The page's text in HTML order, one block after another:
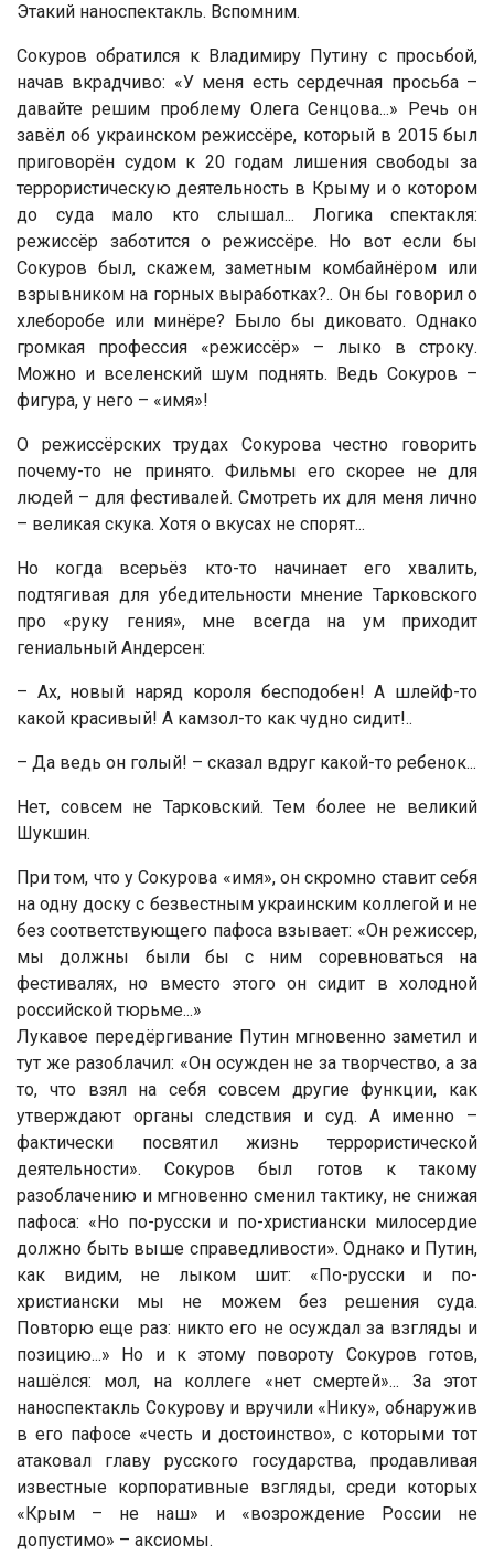
Этакий наноспектакль. Вспомним.
Сокуров обратился к Владимиру Путину с просьбой,
начав вкрадчиво: «У меня есть сердечная просьба –
давайте решим проблему Олега Сенцова...» Речь он
завёл об украинском режиссёре, который в 2015 был
приговорён судом к 20 годам лишения свободы за
террористическую деятельность в Крыму и о котором
до суда мало кто слышал... Логика спектакля:
режиссёр заботится о режиссёре. Но вот если бы
Сокуров был, скажем, заметным комбайнёром или
взрывником на горных выработках?.. Он бы говорил о
хлеборобе или минёре? Было бы диковато. Однако
громкая профессия «режиссёр» – лыко в строку.
Можно и вселенский шум поднять. Ведь Сокуров –
фигура, у него – «имя»!
О режиссёрских трудах Сокурова честно говорить
почему-то не принято. Фильмы его скорее не для
людей – для фестивалей. Смотреть их для меня лично
– великая скука. Хотя о вкусах не спорят...
Но когда всерьёз кто-то начинает его хвалить,
подтягивая для убедительности мнение Тарковского
про «руку гения», мне всегда на ум приходит
гениальный Андерсен:
– Ах, новый наряд короля бесподобен! А шлейф-то
какой красивый! А камзол-то как чудно сидит!..
– Да ведь он голый! – сказал вдруг какой-то ребенок...
Нет, совсем не Тарковский. Тем более не великий
Шукшин.
При том, что у Сокурова «имя», он скромно ставит себя
на одну доску с безвестным украинским коллегой и не
без соответствующего пафоса взывает: «Он режиссер,
мы должны были бы с ним соревноваться на
фестивалях, но вместо этого он сидит в холодной
российской тюрьме...»
Лукавое передёргивание Путин мгновенно заметил и
тут же разоблачил: «Он осужден не за творчество, а за
то, что взял на себя совсем другие функции, как
утверждают органы следствия и суд. А именно –
фактически посвятил жизнь террористической
деятельности». Сокуров был готов к такому
разоблачению и мгновенно сменил тактику, не снижая
пафоса: «Но по-русски и по-христиански милосердие
должно быть выше справедливости». Однако и Путин,
как видим, не лыком шит: «По-русски и по-
христиански мы не можем без решения суда.
Повторю еще раз: никто его не осуждал за взгляды и
позицию...» Но и к этому повороту Сокуров готов,
нашёлся: мол, на коллеге «нет смертей»... За этот
наноспектакль Сокурову и вручили «Нику», обнаружив
в его пафосе «честь и достоинство», с которыми тот
атаковал главу русского государства, продавливая
известные корпоративные взгляды, среди которых
«Крым – не наш» и «возрождение России не
допустимо» – аксиомы.